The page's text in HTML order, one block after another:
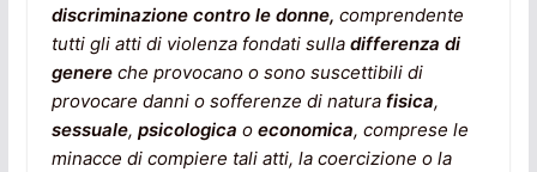
discriminazione contro le donne, comprendente
tutti gli atti di violenza fondati sulla differenza di
genereche provocano o sono suscettibili di
provocare danni o sofferenze di natura fisica,
sessuale, psicologica o economica, comprese le
minacce di compiere tali atti, la coercizione o la